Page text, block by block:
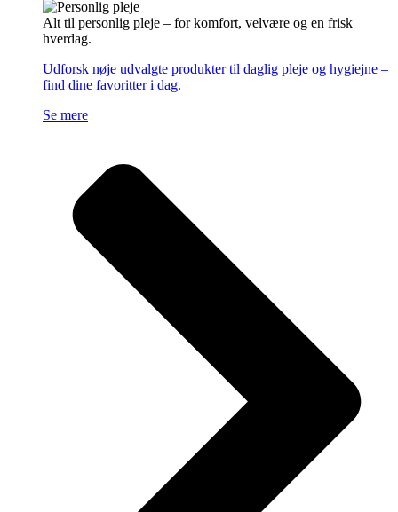
Alt til personlig pleje – for komfort, velvære og en frisk
hverdag.
Udforsk nøje udvalgte produkter til daglig pleje og hygiejne –
find dine favoritter i dag.
Se mere